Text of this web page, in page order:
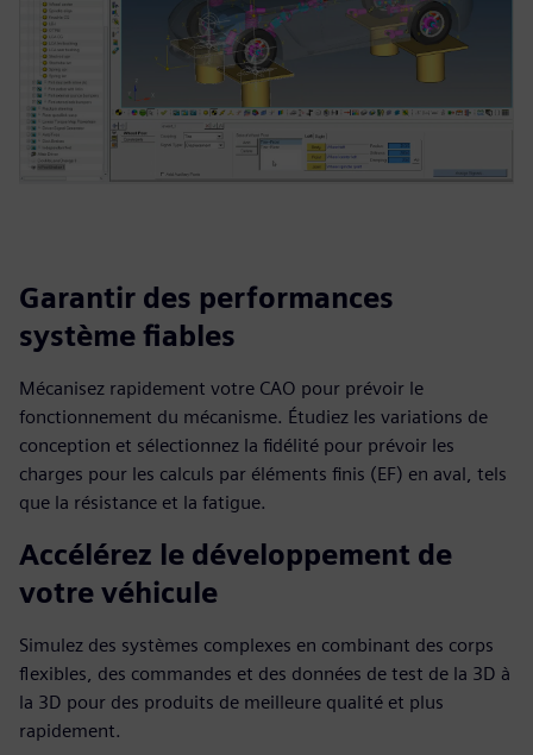
Garantir des performances
système fiables
Mécanisez rapidement votre CAO pour prévoir le
fonctionnement du mécanisme. Étudiez les variations de
conception et sélectionnez la fidélité pour prévoir les
charges pour les calculs par éléments finis (EF) en aval, tels
que la résistance et la fatigue.
Accélérez le développement de
votre véhicule
Simulez des systèmes complexes en combinant des corps
flexibles, des commandes et des données de test de la 3D à
la 3D pour des produits de meilleure qualité et plus
rapidement.